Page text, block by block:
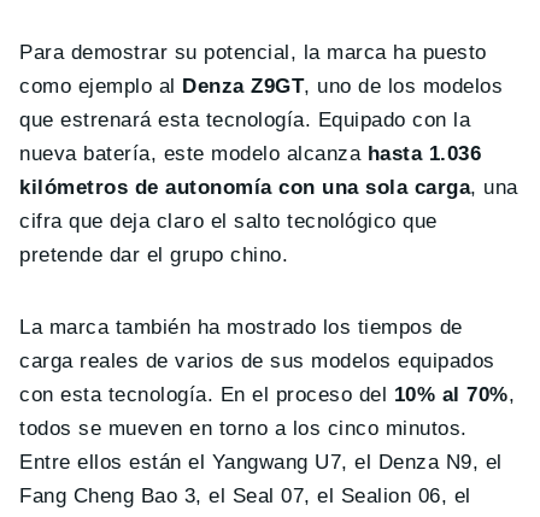
Para demostrar su potencial, la marca ha puesto
como ejemplo al
Denza Z9GT, uno de los modelos
que estrenará esta tecnología. Equipado con la
nueva batería, este modelo alcanza hasta 1.036
kilómetros de autonomía con una sola carga, una
cifra que deja claro el salto tecnológico que
pretende dar el grupo chino.
La marca también ha mostrado los tiempos de
carga reales de varios de sus modelos equipados
con esta tecnología. En el proceso del 10% al 70%,
todos se mueven en torno a los cinco minutos.
Entre ellos están el Yangwang U7, el Denza N9, el
Fang Cheng Bao 3, el Seal 07, el Sealion 06, el